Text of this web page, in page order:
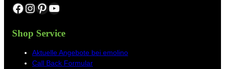
Facebook InstagramPinterest YouTube
Shop Service
Aktuelle Angebote bei emolino
Call Back Formular